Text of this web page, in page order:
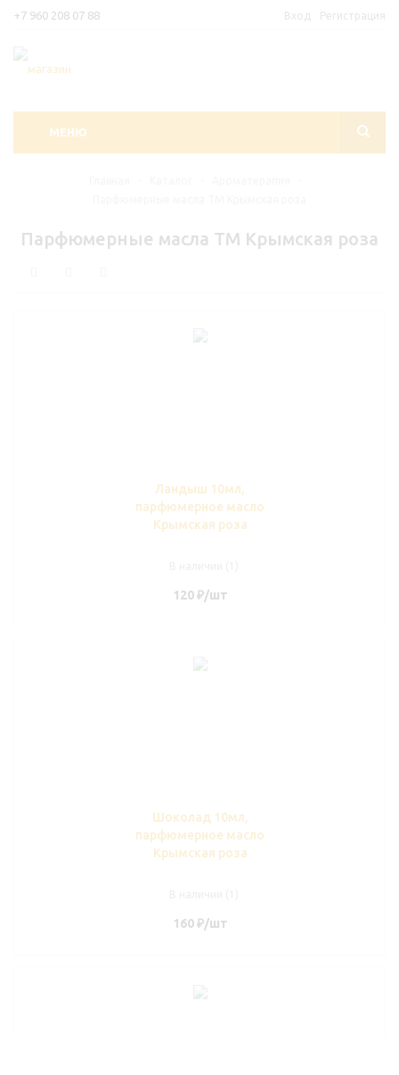
+7 960 208 07 88
МЕНЮ
Парфюмерные масла ТМ Крымская роза
Ландыш 10мл,
парфюмерное масло
Крымская роза
120₽/шт
Шоколад 10мл,
парфюмерное масло
Крымская роза
160₽/шт